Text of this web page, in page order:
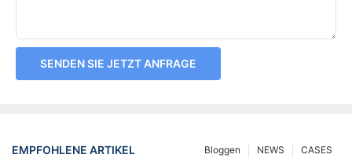
SENDEN SIE JETZT ANFRAGE
EMPFOHLENE ARTIKEL CASES
NEWS
Bloggen